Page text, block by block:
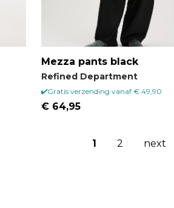
Mezza pants black
Refined Department
Gratis verzending vanaf € 49,90
€ 64,95
1 2 next